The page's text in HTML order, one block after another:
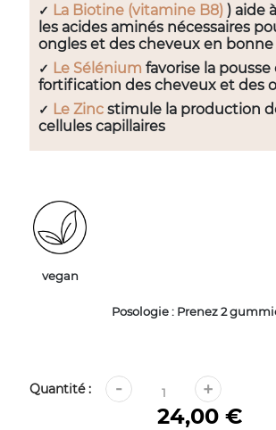
✓ La Biotine (vitamine B8) ) aide
les acides aminés nécessaires
ongles et des cheveux en
✓ Le Sélénium favorise la pousse
fortification des cheveux et des
✓ Le Zinc stimule la production
cellules capillaires
vegan
Posologie : Prenez 2
Quantité :
24,00 €